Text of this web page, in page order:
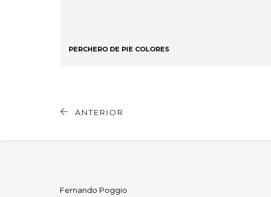
PERCHERO DE PIE COLORES
ANTERIOR
Fernando Poggio